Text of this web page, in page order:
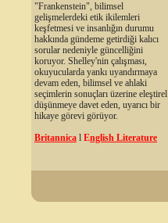
"Frankenstein", bilimsel
gelişmelerdeki etik ikilemleri
keşfetmesi ve insanlığın durumu
hakkında gündeme getirdiği kalıcı
sorular nedeniyle güncelliğini
koruyor. Shelley'nin çalışması,
okuyucularda yankı uyandırmaya
devam eden, bilimsel ve ahlaki
seçimlerin sonuçları üzerine eleştirel
düşünmeye davet eden, uyarıcı bir
hikaye görevi görüyor.
Britannica l English Literature